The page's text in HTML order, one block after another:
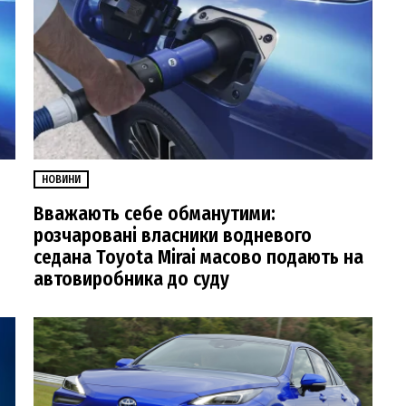
НОВИНИ
Вважають себе обманутими:
розчаровані власники водневого
седана Toyota Mirai масово подають на
автовиробника до суду